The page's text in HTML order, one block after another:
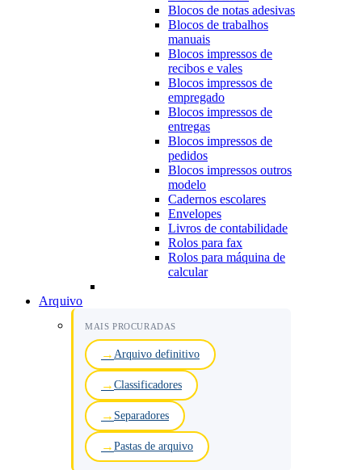
Blocos de notas adesivas
Blocos de trabalhos
manuais
Blocos impressos de
recibos e vales
Blocos impressos de
empregado
Blocos impressos de
entregas
Blocos impressos de
pedidos
Blocos impressos outros
modelo
Cadernos escolares
Envelopes
Livros de contabilidade
Rolos para fax
Rolos para máquina de
calcular
Arquivo
MAIS PROCURADAS
Arquivo definitivo
Classificadores
Separadores
Pastas de arquivo